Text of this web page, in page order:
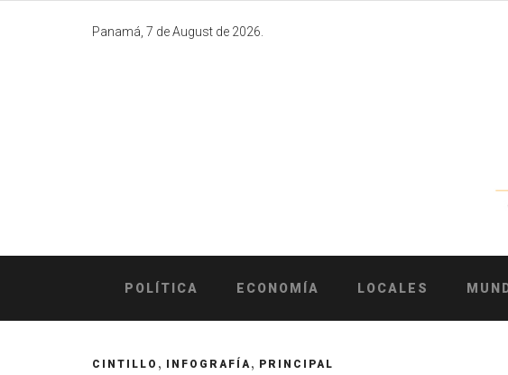
Panamá, 7 de August de 2026.
POLÍTICA ECONOMÍA LOCALES
CINTILLO , INFOGRAFÍA , PRINCIPAL